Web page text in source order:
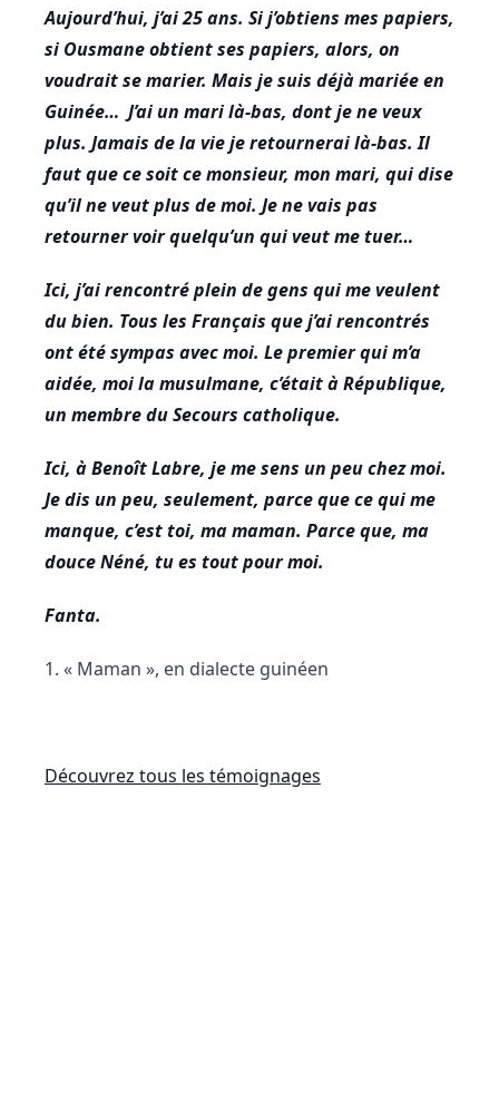
Aujourd’hui, j’ai 25 ans. Si j’obtiens mes papiers,
si Ousmane obtient ses papiers, alors, on
voudrait se marier. Mais je suis déjà mariée en
Guinée… J’ai un mari là-bas, dont je ne veux
plus. Jamais de la vie je retournerai là-bas. Il
faut que ce soit ce monsieur, mon mari, qui dise
qu’il ne veut plus de moi. Je ne vais pas
retourner voir quelqu’un qui veut me tuer…
Ici, j’ai rencontré plein de gens qui me veulent
du bien. Tous les Français que j’ai rencontrés
ont été sympas avec moi. Le premier qui m’a
aidée, moi la musulmane, c’était à République,
un membre du Secours catholique.
Ici, à Benoît Labre, je me sens un peu chez moi.
Je dis un peu, seulement, parce que ce qui me
manque, c’est toi, ma maman. Parce que, ma
douce Néné, tu es tout pour moi.
Fanta.
1. « Maman », en dialecte guinéen
Découvrez tous les témoignages